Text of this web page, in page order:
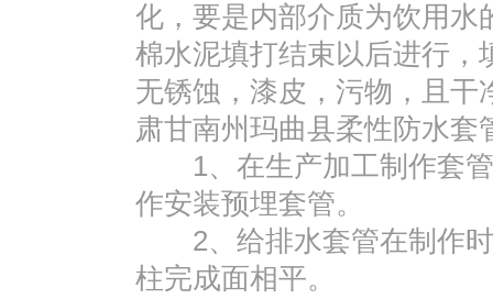
化，要是内部介质为饮用水
棉水泥填打结束以后进行，
无锈蚀，漆皮，污物，且干
肃甘南州玛曲县柔性防水套
1、在生产加工制作套管
作安装预埋套管。
2、给排水套管在制作时
柱完成面相平。